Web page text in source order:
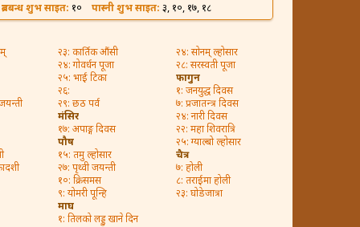
ब्रतबन्ध शुभ साइत: १० पास्नी शुभ साइत: ३, १०, १७, १८
२३: कार्तिक औंसी
२४: गोवर्धन पूजा
२५: भाई टिका
२६:
२९: छठ पर्व
मंसिर
१७: अपाङ्ग दिवस
पौष
१५: तमु ल्होसार
२७: पृथ्वी जयन्ती
१०: क्रिसमस
९: योमरी पून्हि
माघ
१: तिलको लड्डु खाने दिन
२४: सोनम् ल्होसार
२८: सरस्वती पूजा
फागुन
१: जनयुद्ध दिवस
७: प्रजातन्त्र दिवस
२४: नारी दिवस
२२: महा शिवरात्रि
२५: ग्याल्बो ल्होसार
चैत्र
७: होली
८: तराईमा होली
२३: घोडेजात्रा